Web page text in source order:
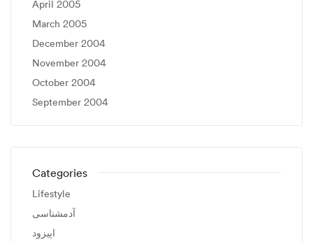
April 2005
March 2005
December 2004
November 2004
October 2004
September 2004
Categories
Lifestyle
آدمشناسی
اپیزود